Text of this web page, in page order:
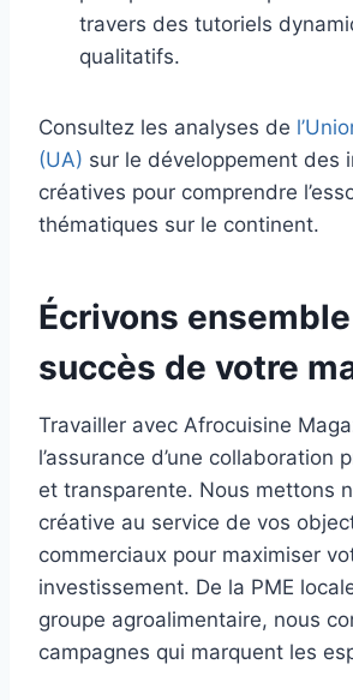
travers des tutoriels
qualitatifs.
Consultez les analyses de
(UA) sur le développement des
créatives pour comprendre
thématiques sur le continent.
Écrivons
succès de votre
Travailler avec Afrocuisine
l’assurance d’une collaboration
et transparente. Nous mettons
créative au service de vos
commerciaux pour maximiser
investissement. De la PME
groupe agroalimentaire, nous
campagnes qui marquent les